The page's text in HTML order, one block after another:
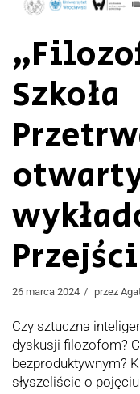
Szkoła
26 marca 2024 przez
Czy sztuczna
dyskusji filozofom?
bezproduktywnym?
słyszeliście o